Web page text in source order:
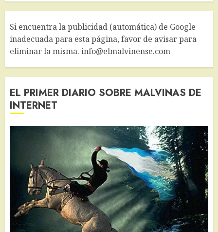
Si encuentra la publicidad (automática) de Google
inadecuada para esta página, favor de avisar para
eliminar la misma. info@elmalvinense.com
EL PRIMER DIARIO SOBRE MALVINAS DE
INTERNET